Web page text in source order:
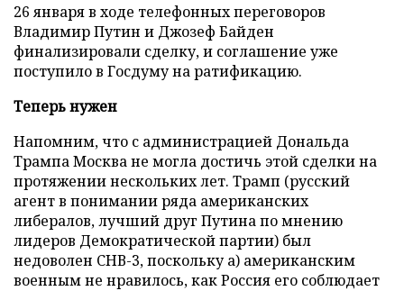
26 января в ходе телефонных переговоров
Владимир Путин и Джозеф Байден
финализировали сделку, и соглашение уже
поступило в Госдуму на ратификацию.
Теперь нужен
Напомним, что с администрацией Дональда
Трампа Москва не могла достичь этой сделки на
протяжении нескольких лет. Трамп (русский
агент в понимании ряда американских
либералов, лучший друг Путина по мнению
лидеров Демократической партии) был
недоволен СНВ-3, поскольку а) американским
военным не нравилось, как Россия его соблюдает